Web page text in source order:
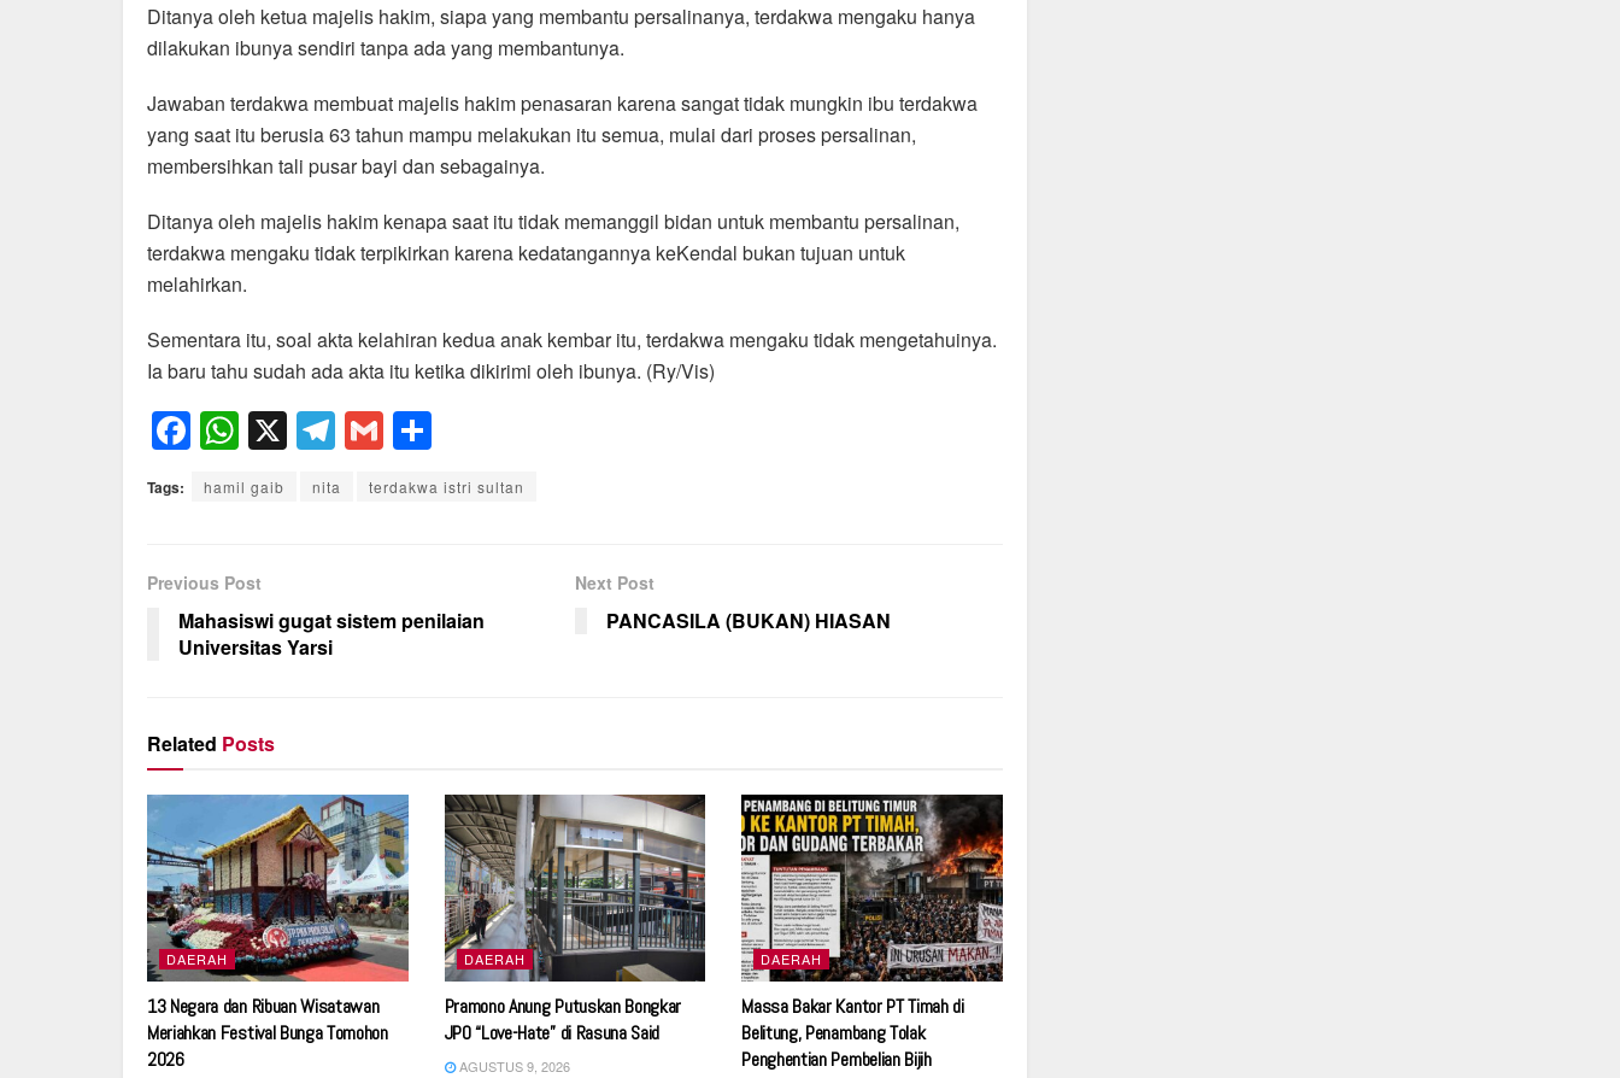
Ditanya oleh ketua majelis hakim, siapa yang membantu persalinanya, terdakwa mengaku hanya
dilakukan ibunya sendiri tanpa ada yang membantunya.
Jawaban terdakwa membuat majelis hakim penasaran karena sangat tidak mungkin ibu terdakwa
yang saat itu berusia 63 tahun mampu melakukan itu semua, mulai dari proses persalinan,
membersihkan tali pusar bayi dan sebagainya.
Ditanya oleh majelis hakim kenapa saat itu tidak memanggil bidan untuk membantu persalinan,
terdakwa mengaku tidak terpikirkan karena kedatangannya keKendal bukan tujuan untuk
melahirkan.
Sementara itu, soal akta kelahiran kedua anak kembar itu, terdakwa mengaku tidak mengetahuinya.
Ia baru tahu sudah ada akta itu ketika dikirimi oleh ibunya. (Ry/Vis)
F
a
c
b
o
o
W
h
at
A
p
p
X T
el
e
m
G
m
ail
h
ar
Tags: hamil gaib nita terdakwa istri sultan
Previous Post
Mahasiswi gugat sistem penilaian
Universitas Yarsi
Next Post
PANCASILA (BUKAN) HIASAN
Related Posts
DAERAH
13 Negara dan Ribuan Wisatawan
Meriahkan Festival Bunga Tomohon
2026
DAERAH
Pramono Anung Putuskan Bongkar
JPO “Love-Hate” di Rasuna Said
AGUSTUS 9, 2026
DAERAH
Massa Bakar Kantor PT Timah di
Belitung, Penambang Tolak
Penghentian Pembelian Bijih